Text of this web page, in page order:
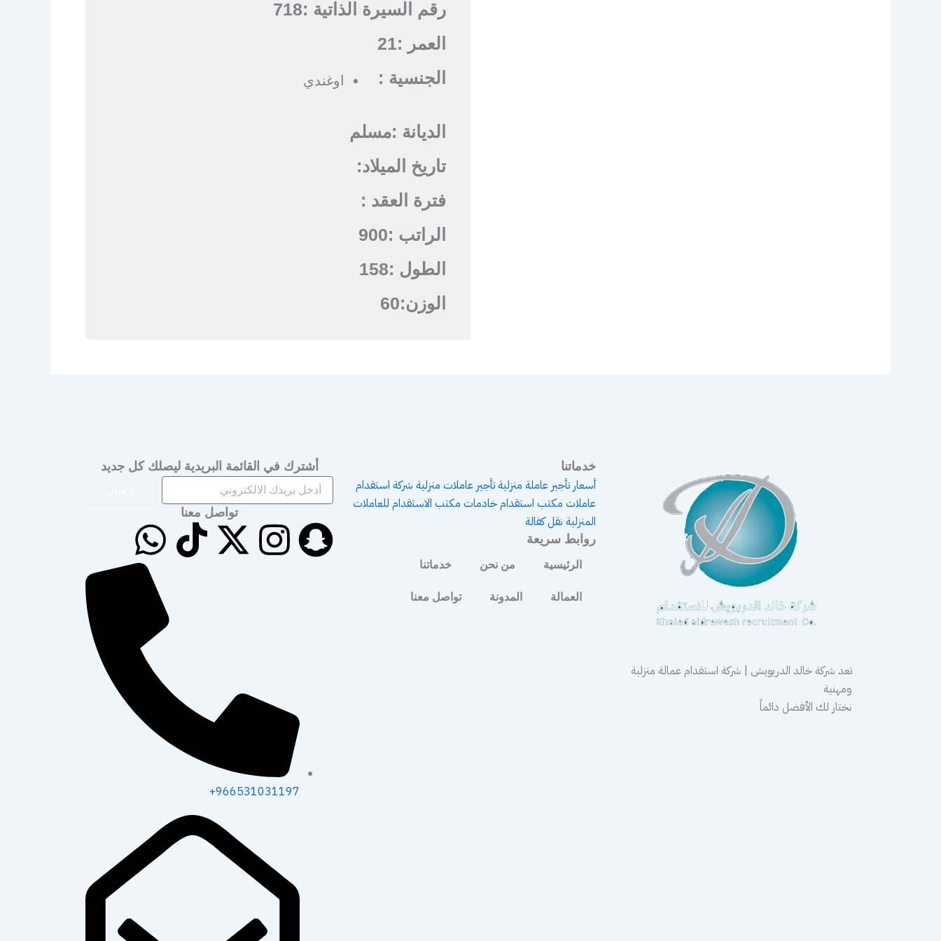
رقم السيرة الذاتية :718
العمر :21
الجنسية :
اوغندي
الديانة :مسلم
تاريخ الميلاد:
فترة العقد :
الراتب :900
الطول :158
الوزن:60
أشترك في القائمة البريدية ليصلك كل جديد
تواصل معنا S
n
h
a
t
I
n
g
a
X
t
e
r
T
i
k
W
h
t
s
a
966531031197+
خدماتنا
أسعار تأجير عاملة منزلية تأجير عاملات منزلية شركة استقدام
عاملات مكتب استقدام خادمات مكتب الاستقدام للعاملات
المنزلية نقل كفالة
روابط سريعة
الرئيسية من نحن خدماتنا
العمالة المدونة تواصل معنا
تعد شركة خالد الدريويش | شركة استقدام عمالة منزلية
ومهنية
نختار لك الأفضل دائماً